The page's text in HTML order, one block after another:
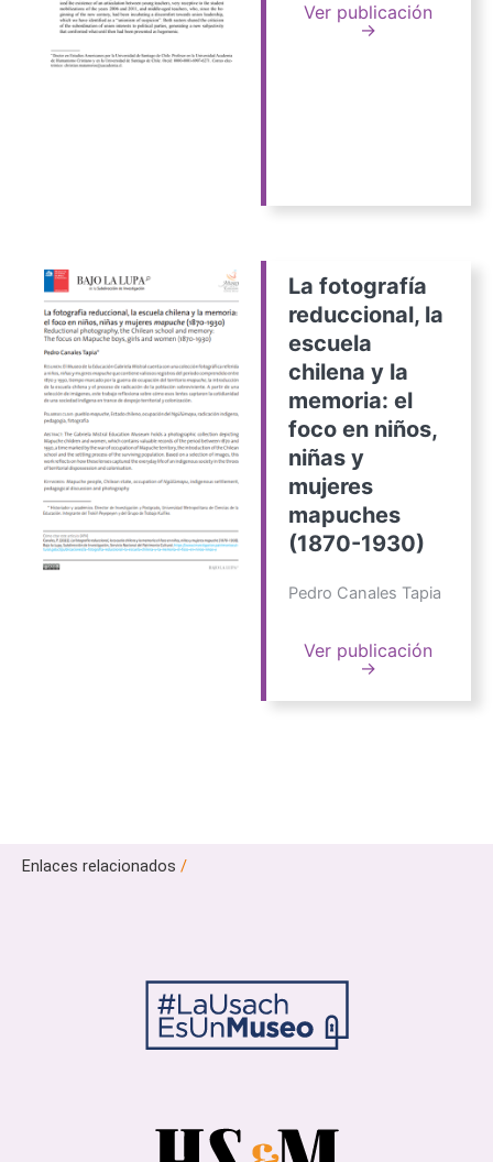
Ver publicación
→
La fotografía
reduccional, la
escuela
chilena y la
memoria: el
foco en niños,
niñas y
mujeres
mapuches
(1870-1930)
Pedro Canales Tapia
Ver publicación
→
Enlaces relacionados /